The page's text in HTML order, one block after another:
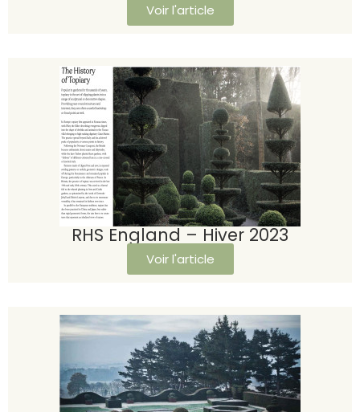
Voir l'article
RHS England – Hiver 2023
Voir l'article